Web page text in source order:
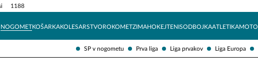
SP v nogometu Prva liga Liga prvakov Liga Europa
1188
NOGOMETKOŠARKAKOLESARSTVOROKOMETZIMAHOKEJTENISODBOJKAATLETIKAMOTO
Tehnik